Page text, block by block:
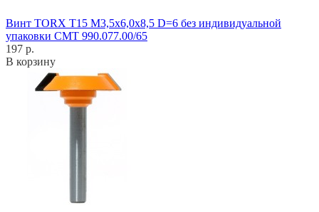
Винт TORX T15 M3,5x6,0x8,5 D=6 без индивидуальной
упаковки CMT 990.077.00/65
197 р.
В корзину